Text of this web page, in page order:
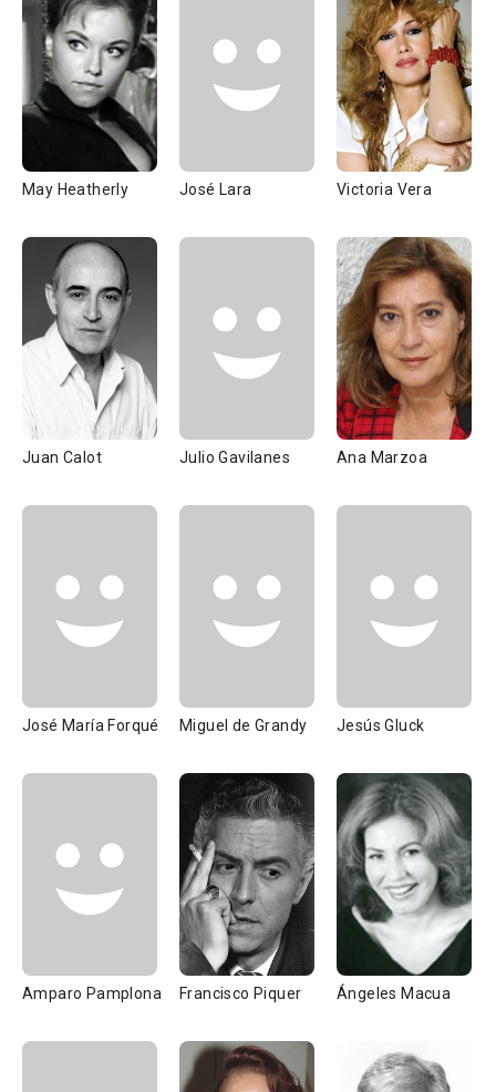
May Heatherly José Lara Victoria Vera
Juan Calot Julio Gavilanes Ana Marzoa
José María Forqué Miguel de Grandy Jesús Gluck
Amparo Pamplona Francisco Piquer Ángeles Macua